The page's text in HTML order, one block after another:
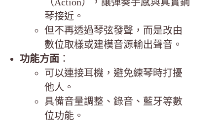
琴接近。
但不再透過琴弦發聲，而是改由
數位取樣或建模音源輸出聲音。
功能方面 ：
可以連接耳機，避免練琴時打擾
他人。
具備音量調整、錄音、藍牙等數
位功能。